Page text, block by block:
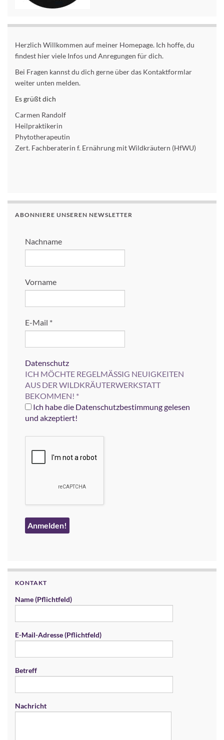
Herzlich Willkommen auf meiner Homepage. Ich hoffe, du
findest hier viele Infos und Anregungen für dich.
Bei Fragen kannst du dich gerne über das Kontaktformlar
weiter unten melden.
Es grüßt dich
Carmen Randolf
Heilpraktikerin
Phytotherapeutin
Zert. Fachberaterin f. Ernährung mit Wildkräutern (HfWU)
ABONNIERE UNSEREN NEWSLETTER
Nachname
Vorname
E-Mail *
Datenschutz
ICH MÖCHTE REGELMÄSSIG NEUIGKEITEN
AUS DER WILDKRÄUTERWERKSTATT
BEKOMMEN! *
Ich habe die Datenschutzbestimmung gelesen
und akzeptiert!
KONTAKT
Name (Pflichtfeld)
E-Mail-Adresse (Pflichtfeld)
Betreff
Nachricht